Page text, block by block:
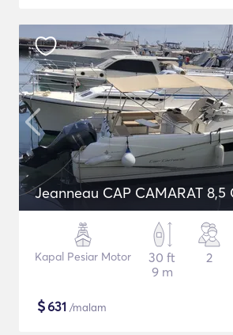
Jeanneau CAP CAMARAT 8,5
Kapal Pesiar Motor
30 ft
9 m
2
$631 /malam